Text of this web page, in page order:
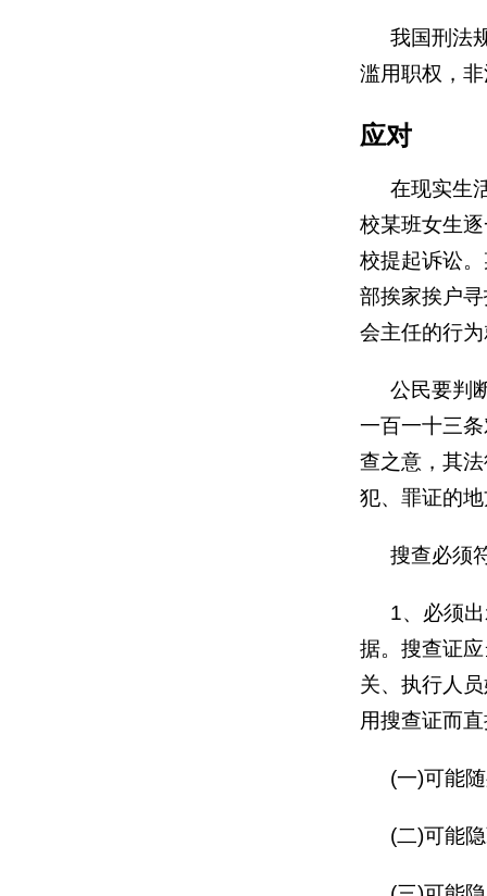
我国刑法
滥用职权，
应对
在现实生
校某班女生
校提起诉讼
部挨家挨户
会主任的行
公民要判
一百一十三
查之意，其
犯、罪证的
搜查必须
1、必须
据。搜查证
关、执行人
用搜查证而
(一)可能
(二)可能